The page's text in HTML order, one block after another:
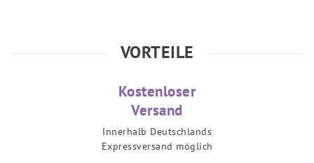
VORTEILE
Kostenloser
Versand
Innerhalb Deutschlands
Expressversand möglich